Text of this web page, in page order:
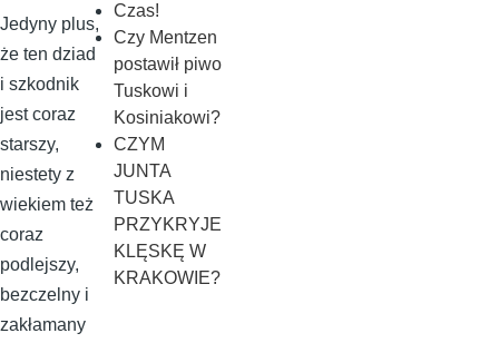
Jedyny plus,
że ten dziad
i szkodnik
jest coraz
starszy,
niestety z
wiekiem też
coraz
podlejszy,
bezczelny i
zakłamany
Czas!
Czy Mentzen
postawił piwo
Tuskowi i
Kosiniakowi?
CZYM
JUNTA
TUSKA
PRZYKRYJE
KLĘSKĘ W
KRAKOWIE?